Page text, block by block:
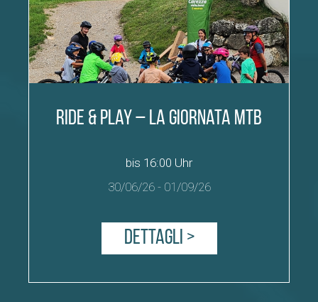
Ride & Play – La giornata MTB
bis 16:00 Uhr
30/06/26- 01/09/26
Dettagli >